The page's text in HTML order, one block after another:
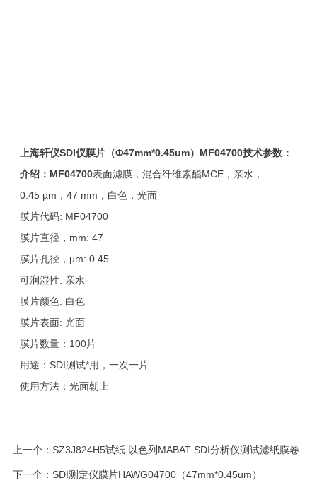
上海轩仪SDI仪膜片（Φ47mm*0.45um） MF04700技术参数：
介绍： MF04700表面滤膜，混合纤维素酯MCE，亲水，
0.45 µm，47 mm，白色，光面
膜片代码: MF04700
膜片直径，mm: 47
膜片孔径，µm: 0.45
可润湿性: 亲水
膜片颜色: 白色
膜片表面: 光面
膜片数量：100片
用途：SDI测试*用，一次一片
使用方法：光面朝上
上一个： SZ3J824H5试纸 以色列MABAT SDI分析仪测试滤纸膜卷
下一个： SDI测定仪膜片HAWG04700（47mm*0.45um）